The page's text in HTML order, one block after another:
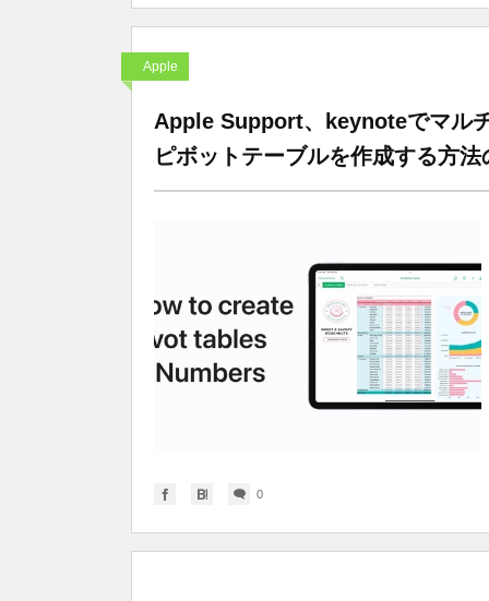
Apple
Apple Support、keynoteでマル
ピボットテーブルを作成する方
0